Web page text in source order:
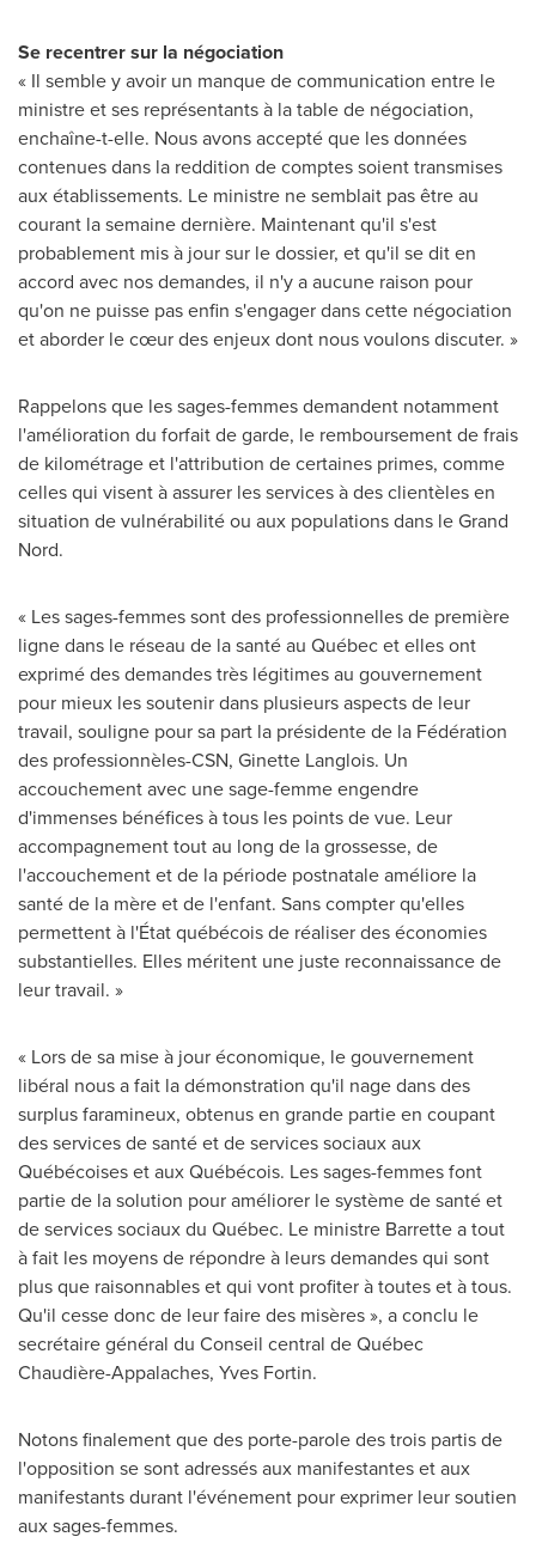
Se recentrer sur la négociation
« Il semble y avoir un manque de communication entre le
ministre et ses représentants à la table de négociation,
enchaîne-t-elle. Nous avons accepté que les données
contenues dans la reddition de comptes soient transmises
aux établissements. Le ministre ne semblait pas être au
courant la semaine dernière. Maintenant qu'il s'est
probablement mis à jour sur le dossier, et qu'il se dit en
accord avec nos demandes, il n'y a aucune raison pour
qu'on ne puisse pas enfin s'engager dans cette négociation
et aborder le cœur des enjeux dont nous voulons discuter. »
Rappelons que les sages-femmes demandent notamment
l'amélioration du forfait de garde, le remboursement de frais
de kilométrage et l'attribution de certaines primes, comme
celles qui visent à assurer les services à des clientèles en
situation de vulnérabilité ou aux populations dans le Grand
Nord.
« Les sages-femmes sont des professionnelles de première
ligne dans le réseau de la santé au Québec et elles ont
exprimé des demandes très légitimes au gouvernement
pour mieux les soutenir dans plusieurs aspects de leur
travail, souligne pour sa part la présidente de la Fédération
des professionnèles-CSN, Ginette Langlois. Un
accouchement avec une sage-femme engendre
d'immenses bénéfices à tous les points de vue. Leur
accompagnement tout au long de la grossesse, de
l'accouchement et de la période postnatale améliore la
santé de la mère et de l'enfant. Sans compter qu'elles
permettent à l'État québécois de réaliser des économies
substantielles. Elles méritent une juste reconnaissance de
leur travail. »
« Lors de sa mise à jour économique, le gouvernement
libéral nous a fait la démonstration qu'il nage dans des
surplus faramineux, obtenus en grande partie en coupant
des services de santé et de services sociaux aux
Québécoises et aux Québécois. Les sages-femmes font
partie de la solution pour améliorer le système de santé et
de services sociaux du Québec. Le ministre Barrette a tout
à fait les moyens de répondre à leurs demandes qui sont
plus que raisonnables et qui vont profiter à toutes et à tous.
Qu'il cesse donc de leur faire des misères », a conclu le
secrétaire général du Conseil central de Québec
Chaudière-Appalaches, Yves Fortin.
Notons finalement que des porte-parole des trois partis de
l'opposition se sont adressés aux manifestantes et aux
manifestants durant l'événement pour exprimer leur soutien
aux sages-femmes.